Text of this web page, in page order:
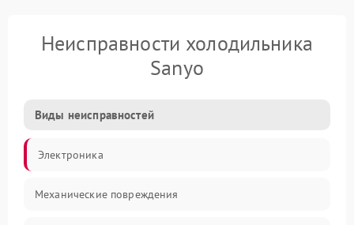
Неисправности холодильника
Sanyo
Виды неисправностей
Электроника
Механические повреждения